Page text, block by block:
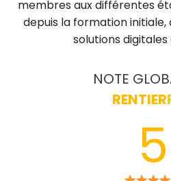
membres aux différentes
depuis la formation initiale,
solutions
NOTE
RENTIER
5